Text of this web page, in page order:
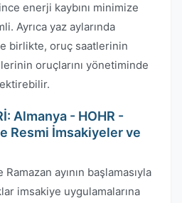
enerji kaybını minimize
Ayrıca yaz aylarında
birlikte, oruç saatlerinin
oruçlarını yönetiminde
Almanya - HOHR -
Resmi İmsakiyeler ve
ayının başlamasıyla
imsakiye uygulamalarına